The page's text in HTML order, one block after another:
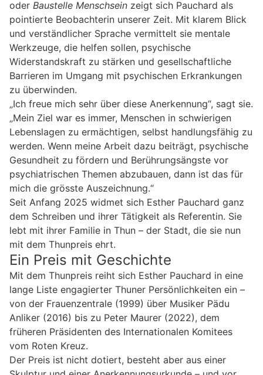
oder Baustelle Menschsein zeigt sich Pauchard als
pointierte Beobachterin unserer Zeit. Mit klarem Blick
und verständlicher Sprache vermittelt sie mentale
Werkzeuge, die helfen sollen, psychische
Widerstandskraft zu stärken und gesellschaftliche
Barrieren im Umgang mit psychischen Erkrankungen
zu überwinden.
„Ich freue mich sehr über diese Anerkennung“, sagt sie.
„Mein Ziel war es immer, Menschen in schwierigen
Lebenslagen zu ermächtigen, selbst handlungsfähig zu
werden. Wenn meine Arbeit dazu beiträgt, psychische
Gesundheit zu fördern und Berührungsängste vor
psychiatrischen Themen abzubauen, dann ist das für
mich die grösste Auszeichnung.“
Seit Anfang 2025 widmet sich Esther Pauchard ganz
dem Schreiben und ihrer Tätigkeit als Referentin. Sie
lebt mit ihrer Familie in Thun – der Stadt, die sie nun
mit dem Thunpreis ehrt.
Ein Preis mit Geschichte
Mit dem Thunpreis reiht sich Esther Pauchard in eine
lange Liste engagierter Thuner Persönlichkeiten ein –
von der Frauenzentrale (1999) über Musiker Pädu
Anliker (2016) bis zu Peter Maurer (2022), dem
früheren Präsidenten des Internationalen Komitees
vom Roten Kreuz.
Der Preis ist nicht dotiert, besteht aber aus einer